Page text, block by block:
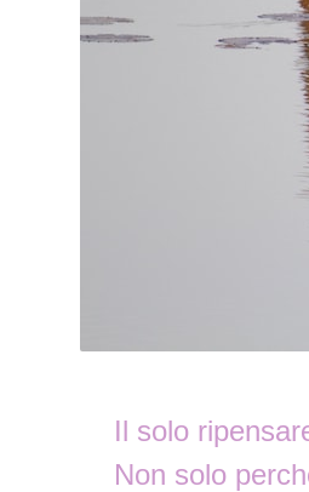
Il solo
Non solo